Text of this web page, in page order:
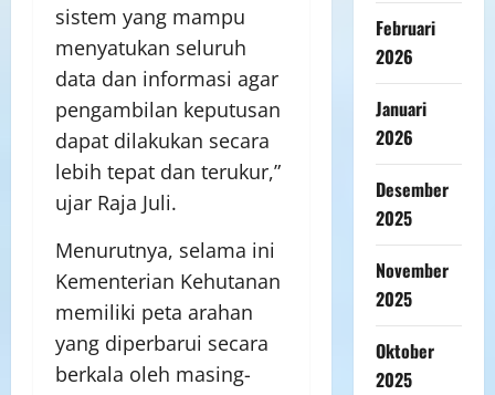
sistem yang mampu
menyatukan seluruh
data dan informasi agar
pengambilan keputusan
dapat dilakukan secara
lebih tepat dan terukur,”
ujar Raja Juli.
Menurutnya, selama ini
Kementerian Kehutanan
memiliki peta arahan
yang diperbarui secara
berkala oleh masing-
Februari
2026
Januari
2026
Desember
2025
November
2025
Oktober
2025